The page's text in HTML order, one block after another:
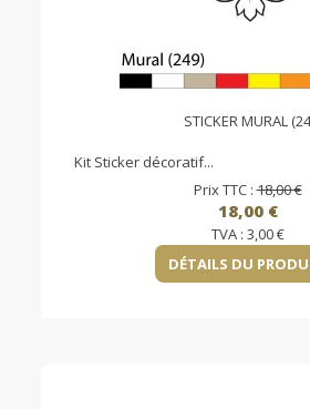
STICKER MURAL
Kit Sticker décoratif...
Prix TTC :18,00 €
18,00 €
TVA : 3,00 €
DÉTAILS DU